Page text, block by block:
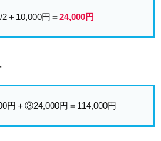
＋10,000円＝24,000円
円＋③24,000円＝114,000円